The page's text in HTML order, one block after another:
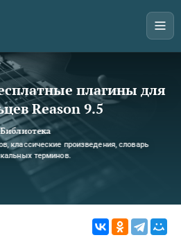
плагины для
Reason 9.5
Библиотека
классические произведения, словарь
терминов.